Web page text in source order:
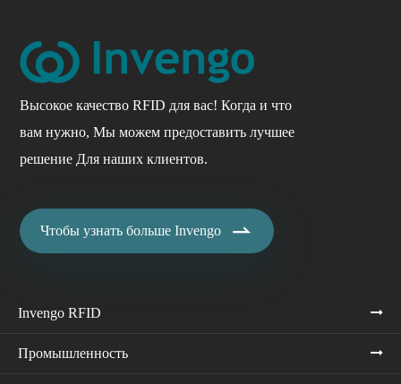
Высокое качество RFID для вас! Когда и что
вам нужно, Мы можем предоставить лучшее
решение Для наших клиентов.
Чтобы узнать больше Invengo 
Invengo RFID
Промышленность